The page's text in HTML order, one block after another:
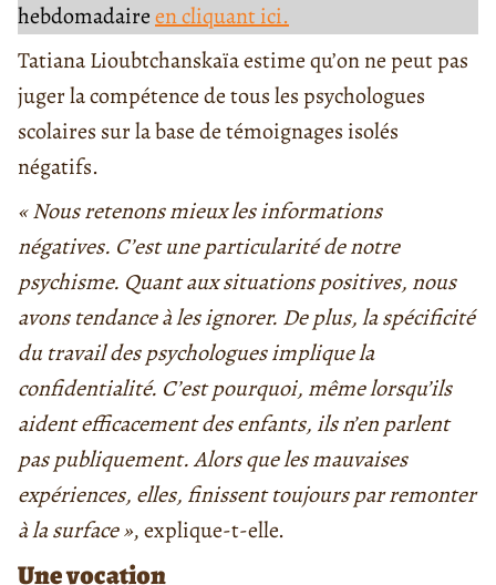
hebdomadaireen cliquant ici.
Tatiana Lioubtchanskaïa estime qu’on ne peut pas
juger la compétence de tous les psychologues
scolaires sur la base de témoignages isolés
négatifs.
« Nous retenons mieux les informations
négatives. C’est une particularité de notre
psychisme. Quant aux situations positives, nous
avons tendance à les ignorer. De plus, la spécificité
du travail des psychologues implique la
confidentialité. C’est pourquoi, même lorsqu’ils
aident efficacement des enfants, ils n’en parlent
pas publiquement. Alors que les mauvaises
expériences, elles, finissent toujours par remonter
à la surface », explique-t-elle.
Une vocation